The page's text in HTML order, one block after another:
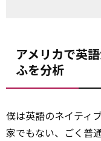
アメリカで英
ふを分析
僕は英語のネイティ
家でもない、ごく普